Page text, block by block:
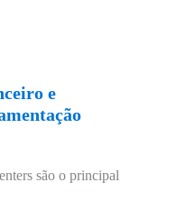
e
são o principal